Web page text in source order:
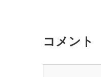
コメント